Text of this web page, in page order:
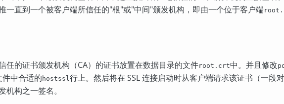
一直到一个被客户端所信任的"根"或"中间"颁发机构，即由一个位于客户端
任的证书颁发机构（CA）的证书放置在数据目录的文件root.crt中。并且修改
件中合适的 hostssl 行上。然后将在 SSL 连接启动时从客户端请求该证书（一段
构之一签名。